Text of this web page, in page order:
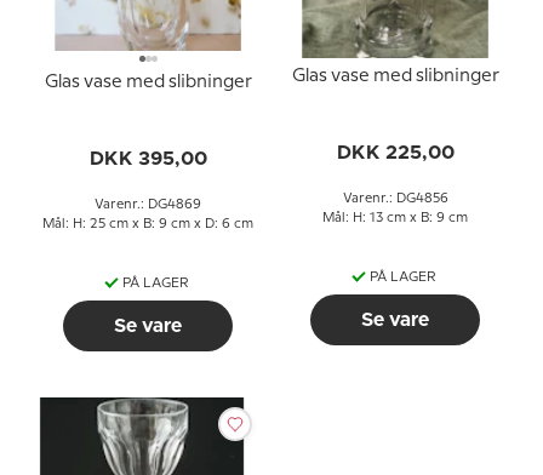
Glas vase med slibninger
DKK 395,00
Varenr.: DG4869
Mål: H: 25 cm x B: 9 cm x D: 6 cm
PÅ LAGER
Se vare
Glas vase med slibninger
DKK 225,00
Varenr.: DG4856
Mål: H: 13 cm x B: 9 cm
PÅ LAGER
Se vare